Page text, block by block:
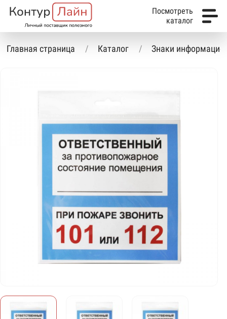
Посмотреть
каталог
Главная страница Каталог Знаки